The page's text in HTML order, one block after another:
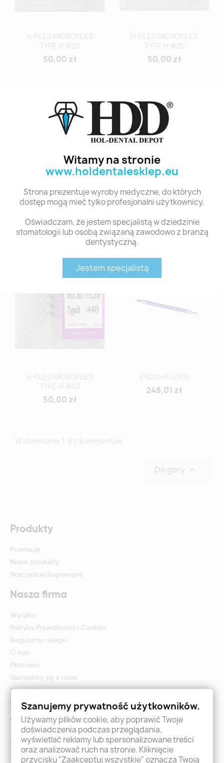
Witamy na stronie
www.holdentalesklep.eu
Strona prezentuje wyroby medyczne, do których
dostęp mogą mieć tylko profesjonalni użytkownicy.
Oświadczam, że jestem specjalistą w dziedzinie
stomatologii lub osobą związaną zawodowo z branżą
dentystyczną.
Jestem specjalistą
H-FILES MICROFILES
TYPE H #20
50,00 zł
H-FILES MICROFILES
TYPE H #25
50,00 zł
H-FILES MICROFILES
50,00 zł
H-FILES MICROFILES
50,00 zł
H-FILES MICROFILES
TYPE H #40
50,00 zł
ENDO HOLDER
248,01 zł
Wyświetlanie 1-8 z 8 elementów
Do góry 
Produkty
Promocje
Nowe produkty
Najczęściej kupowane
Nasza firma
Wysyłka
Polityka Prywatności i Cookies
Regulamin sklepu
O nas
Płatności
Skontaktuj się z nami
Mapa strony
Formularz zwrotu i reklamacji
Twoje konto
Logowanie
Załóż konto - Rejestracja
Szanujemy prywatność użytkowników.
Używamy plików cookie, aby poprawić Twoje
doświadczenia podczas przeglądania,
wyświetlać reklamy lub spersonalizowane treści
oraz analizować ruch na stronie. Kliknięcie
przycisku "Zaakceptuj wszystkie" oznacza Twoją